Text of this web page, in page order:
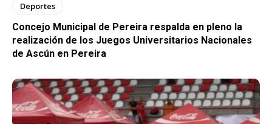
Deportes
Concejo Municipal de Pereira respalda en pleno la
realización de los Juegos Universitarios Nacionales
de Ascún en Pereira